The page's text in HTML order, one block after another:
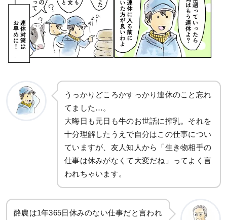
うっかりどころかすっかり連休のこと忘れ
てました…。
大晦日も元日も牛のお世話に搾乳。それを
十分理解したうえで自分はこの仕事につい
ていますが、友人知人から「生き物相手の
仕事は休みがなくて大変だね」ってよく言
われちゃいます。
酪農は1年365日休みのない仕事だと言われ